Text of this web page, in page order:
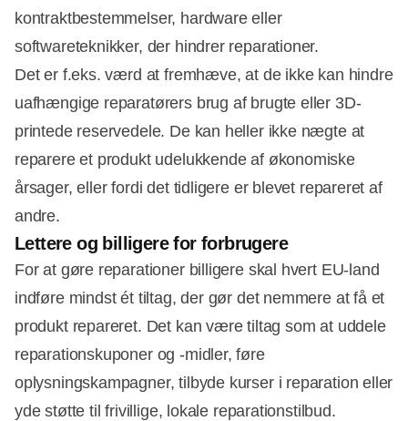
kontraktbestemmelser, hardware eller
softwareteknikker, der hindrer reparationer.
Det er f.eks. værd at fremhæve, at de ikke kan hindre
uafhængige reparatørers brug af brugte eller 3D-
printede reservedele. De kan heller ikke nægte at
reparere et produkt udelukkende af økonomiske
årsager, eller fordi det tidligere er blevet repareret af
andre.
Lettere og billigere for forbrugere
For at gøre reparationer billigere skal hvert EU-land
indføre mindst ét tiltag, der gør det nemmere at få et
produkt repareret. Det kan være tiltag som at uddele
reparationskuponer og -midler, føre
oplysningskampagner, tilbyde kurser i reparation eller
yde støtte til frivillige, lokale reparationstilbud.